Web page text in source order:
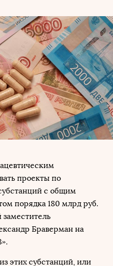
проекты по
с общим
порядка 180 млрд руб.
Браверман на
этих субстанций, или